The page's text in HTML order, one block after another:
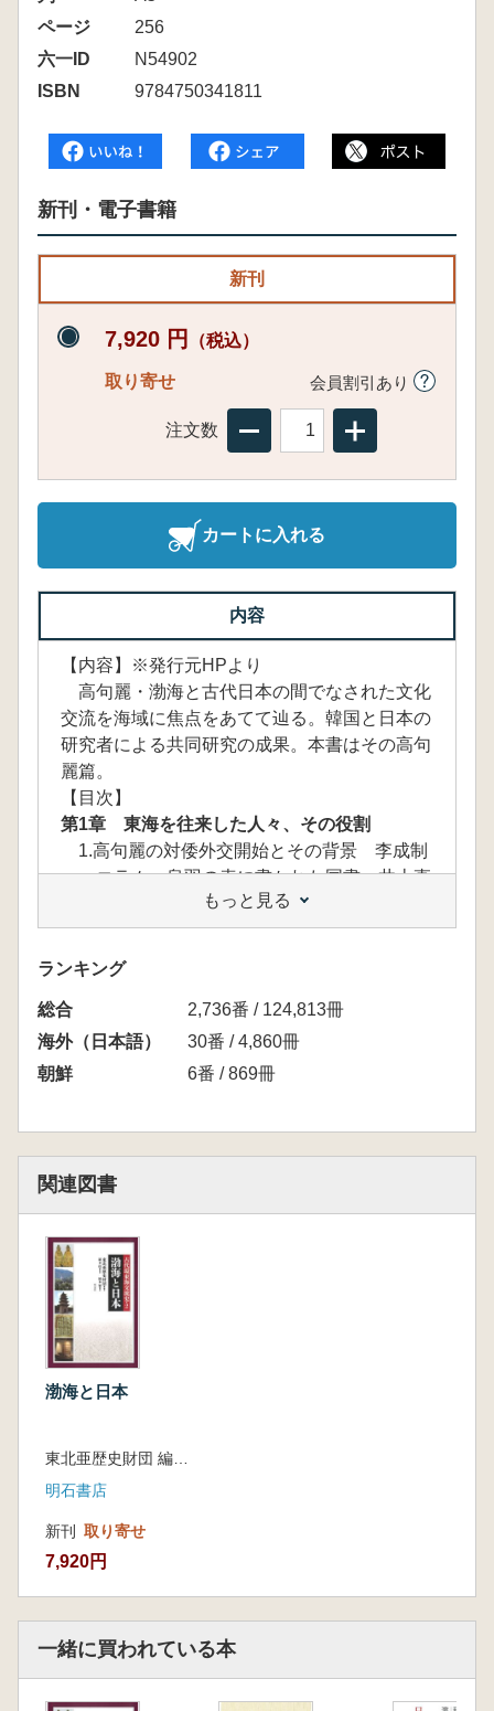
ページ
256
六一ID
N54902
ISBN
9784750341811
新刊・電子書籍
新刊
7,920 円 （税込）
取り寄せ 会員割引あり
注文数
カートに入れる
内容
【内容】※発行元HPより
高句麗・渤海と古代日本の間でなされた文化
交流を海域に焦点をあてて辿る。韓国と日本の
研究者による共同研究の成果。本書はその高句
麗篇。
【目次】
第1章 東海を往来した人々、その役割
1.高句麗の対倭外交開始とその背景 李成制
コラム 烏羽の表に書かれた国書 井上直
2.高句麗の対倭外交と両国関係の推移 李成
コラム 第一回使節団の悲劇572～573
年 井上直樹
コラム 東海航路――高句麗と百済の関
係 李成制
コラム 学問僧・鞍作得志 李成制
1.東海航路の由来と経路 尹載云
コラム 百済経由の経路 井上直樹
2.環東海交流史における加賀の役割 小嶋芳
孝
3.百済遺民・高句麗遺民と倭・日本 井上直
樹
4.高句麗移民の痕跡――史跡 高麗寺跡の発掘
調査成果から 中島正
活動 井上直樹
第3章 文化の交流と淵源
1.高句麗と古代日本の建築 李康根
コラム 高句麗僧・恵慈 林碩奎
2.高句麗が贈った金と飛鳥寺金銅仏 千田剛
3.高松塚・キトラ古墳の壁画 千田剛道
もっと見る
ランキング
総合
2,736番 / 124,813冊
海外（日本語）
30番 / 4,860冊
朝鮮
6番 / 869冊
関連図書
渤海と日本
東北亜歴史財団 編著 羅幸柱 監訳 橋本繁 訳
明石書店
新刊 取り寄せ
7,920円
一緒に買われている本